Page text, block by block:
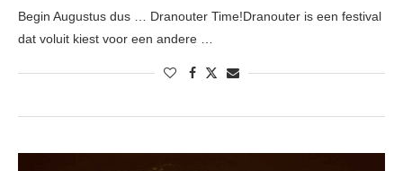
Begin Augustus dus … Dranouter Time!Dranouter is een festival
dat voluit kiest voor een andere …